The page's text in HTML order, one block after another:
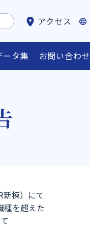
アクセス
ク集
ータ集 お問い合わせ
棟）にて
種を超えた